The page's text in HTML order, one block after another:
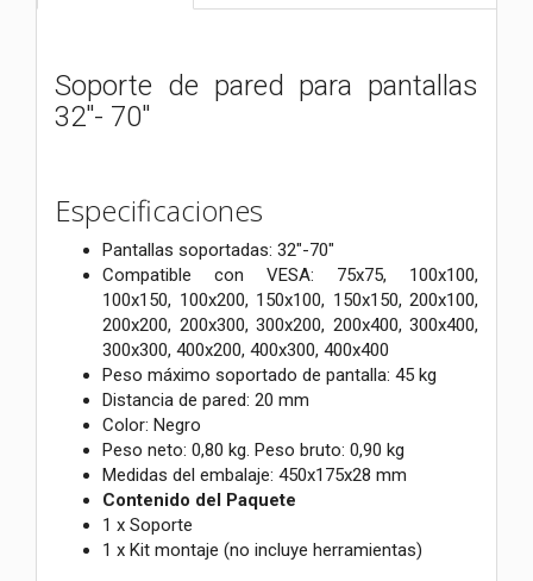
Soporte de pared para pantallas
32"- 70"
Especificaciones
Pantallas soportadas: 32"-70"
Compatible con VESA: 75x75, 100x100,
100x150, 100x200, 150x100, 150x150, 200x100,
200x200, 200x300, 300x200, 200x400, 300x400,
300x300, 400x200, 400x300, 400x400
Peso máximo soportado de pantalla: 45 kg
Distancia de pared: 20 mm
Color: Negro
Peso neto: 0,80 kg. Peso bruto: 0,90 kg
Medidas del embalaje: 450x175x28 mm
Contenido del Paquete
1 x Soporte
1 x Kit montaje (no incluye herramientas)